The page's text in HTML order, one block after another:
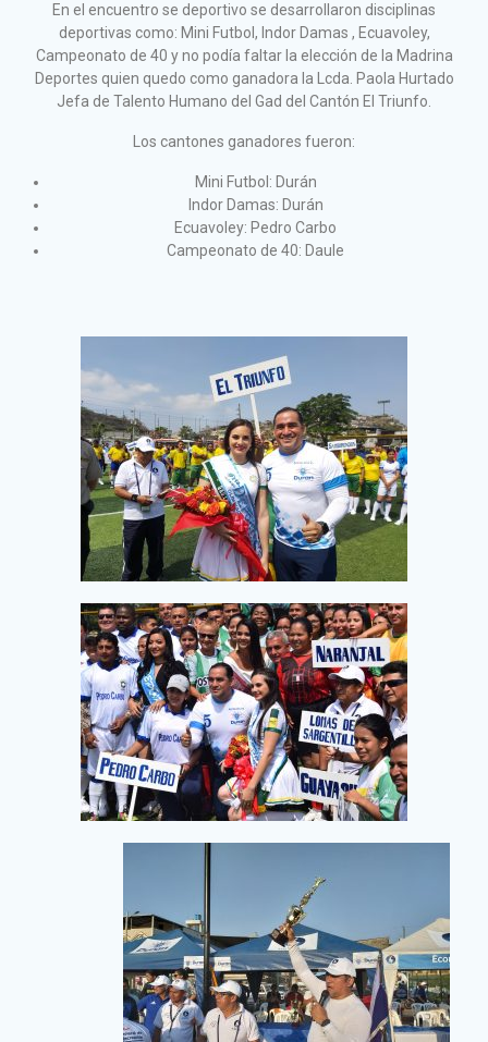
En el encuentro se deportivo se desarrollaron disciplinas
deportivas como: Mini Futbol, Indor Damas , Ecuavoley,
Campeonato de 40 y no podía faltar la elección de la Madrina
Deportes quien quedo como ganadora la Lcda. Paola Hurtado
Jefa de Talento Humano del Gad del Cantón El Triunfo.
Los cantones ganadores fueron:
Mini Futbol: Durán
Indor Damas: Durán
Ecuavoley: Pedro Carbo
Campeonato de 40: Daule